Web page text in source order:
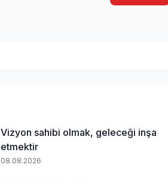
Vizyon sahibi olmak, geleceği inşa
etmektir
08.08.2026